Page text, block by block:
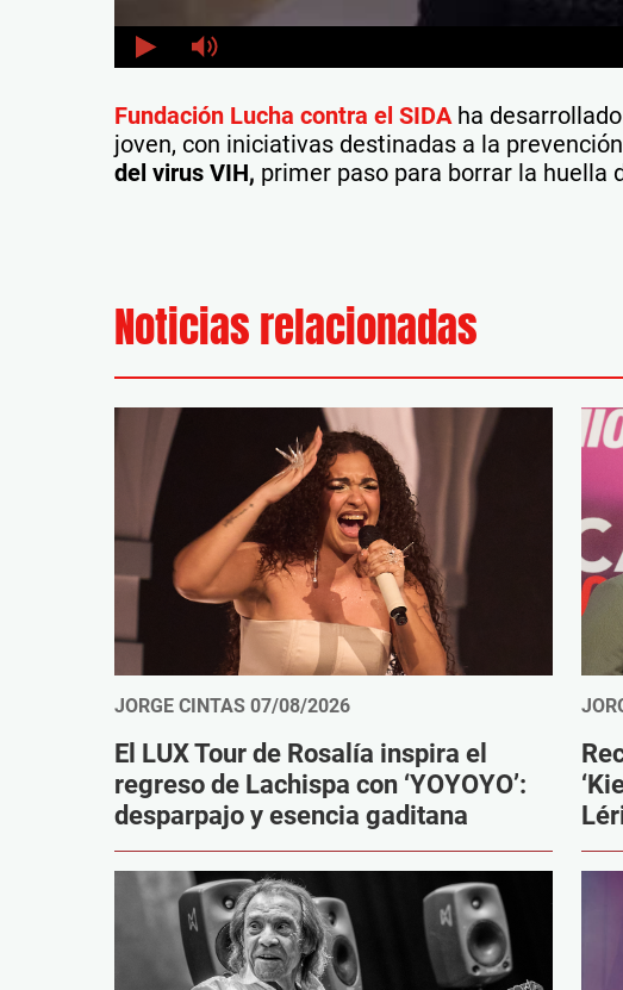
Fundación Lucha contra el SIDAha
joven, con iniciativas destinadas a la
del virus VIH, primer paso para borrar la huella
Noticias relacionadas
JORGE CINTAS 07/08/2026
El LUX Tour de Rosalía inspira el
regreso de Lachispa con ‘YOYOYO’:
desparpajo y esencia gaditana